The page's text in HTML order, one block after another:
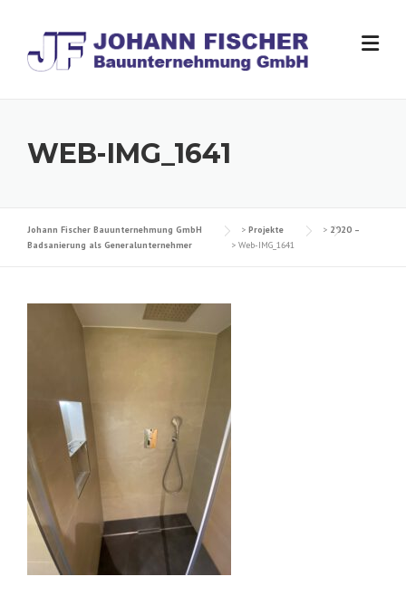
content
WEB-IMG_1641
Johann Fischer Bauunternehmung GmbH > Projekte > 2020 –
Badsanierung als Generalunternehmer
> Web-IMG_1641